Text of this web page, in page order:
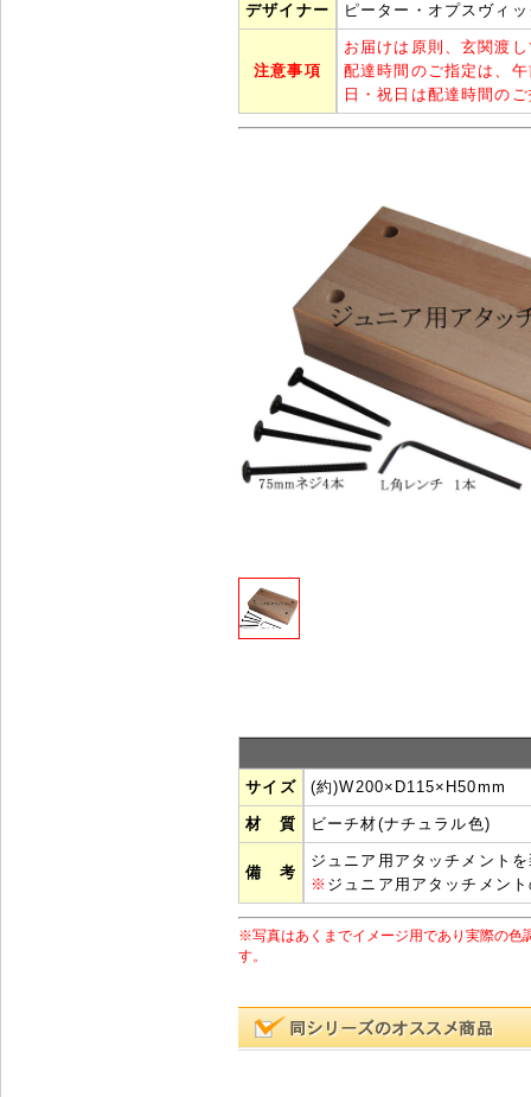
デザイナー ピーター・オプスヴィ
注意事項
お届けは原則、玄関渡
配達時間のご指定は、
日・祝日は配達時間の
サイズ (約)W200×D115×H50mm
材 質 ビーチ材(ナチュラル色)
備 考
ジュニア用アタッチメント
※ ジュニア用アタッチメン
※写真はあくまでイメージ用であり実際の色
す。